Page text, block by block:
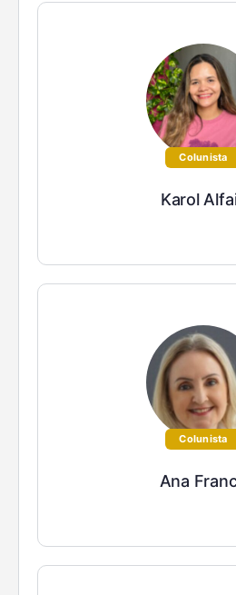
Colunista
Karol
Colunista
Ana